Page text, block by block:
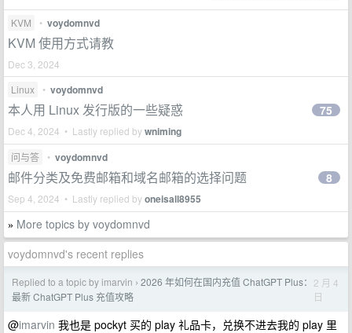
KVM • voydomnvd
KVM 使用方式请教
Dec 3, 2024
Linux
• voydomnvd
本人用 Linux 发行版的一些疑惑
Dec 4, 2024 • Lastly replied bywniming
75
问与答 • voydomnvd
邮件分类及免费邮箱和域名邮箱的选择问题
Sep 4, 2024 • Lastly replied byoneisall8955
8
» More topics by voydomnvd
voydomnvd's recent replies
Replied to a topic by imarvin › 2026 年如何在国内充值 ChatGPT Plus：
最新 ChatGPT Plus 充值攻略
2 月 4
日
@imarvin 我也是 pockyt 买的 play 礼品卡，兑换不进去我的 play 里